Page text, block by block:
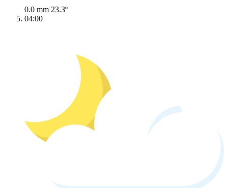
0.0 mm 23.3º
04:00